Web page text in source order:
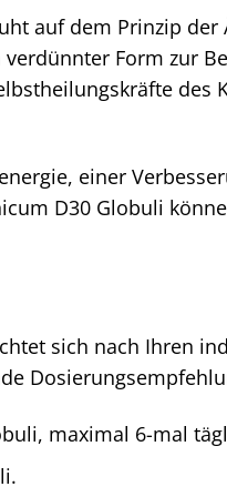
auf dem Prinzip
Form zur
des
einer
D30 Globuli
sich nach Ihren
maximal 6-mal